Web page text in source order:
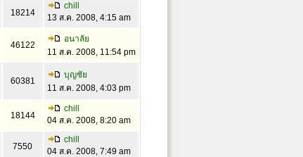
18214
chill
13 ส.ค. 2008, 4:15 am
46122
อนาลัย
11 ส.ค. 2008, 11:54 pm
60381
บุญชัย
11 ส.ค. 2008, 4:03 pm
18144
chill
04 ส.ค. 2008, 8:20 am
7550
chill
04 ส.ค. 2008, 7:49 am